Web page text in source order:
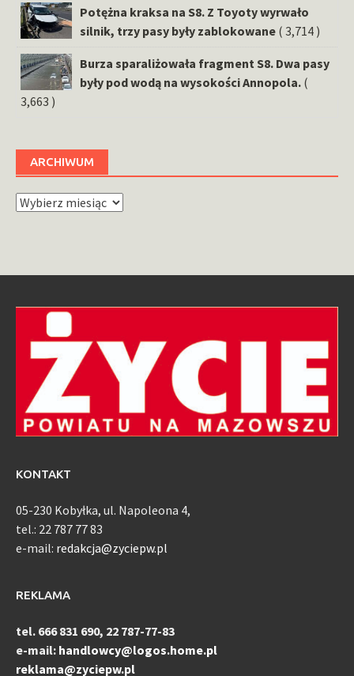
Potężna kraksa na S8. Z Toyoty wyrwało
silnik, trzy pasy były zablokowane ( 3,714 )
Burza sparaliżowała fragment S8. Dwa pasy
były pod wodą na wysokości Annopola. (
3,663 )
ARCHIWUM
Archiwum
KONTAKT
05-230 Kobyłka, ul. Napoleona 4,
tel.: 22 787 77 83
e-mail: redakcja@zyciepw.pl
REKLAMA
tel. 666 831 690, 22 787-77-83
e-mail: handlowcy@logos.home.pl
reklama@zyciepw.pl